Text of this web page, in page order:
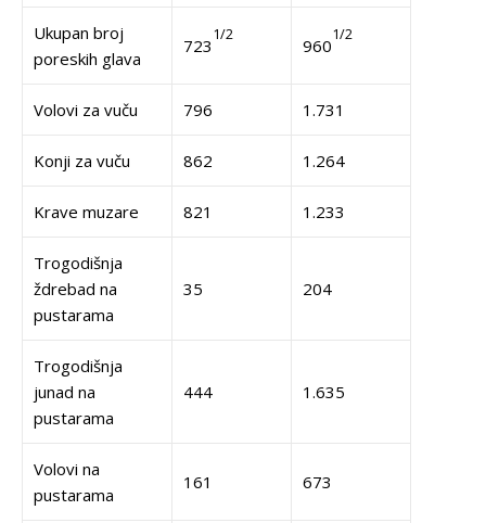
Ukupan broj
poreskih glava
723
1/2
960
1/2
Volovi za vuču 796 1.731
Konji za vuču 862 1.264
Krave muzare 821 1.233
Trogodišnja
ždrebad na
pustarama
35 204
Trogodišnja
junad na
pustarama
444 1.635
Volovi na
pustarama
161 673